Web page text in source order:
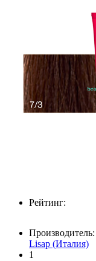
Рейтинг:
Производитель:
Lisap (Италия)
1